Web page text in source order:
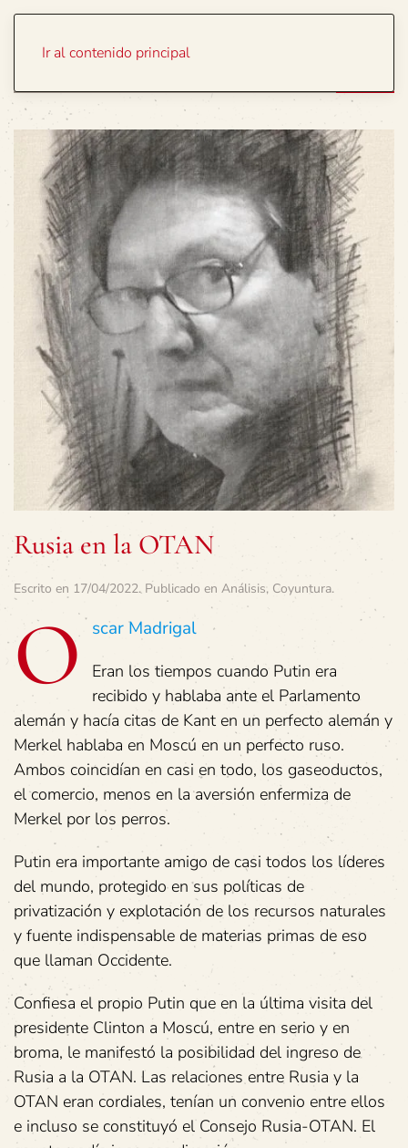
Ir al contenido principal
Rusia en la OTAN
Escrito en 17/04/2022. Publicado en Análisis, Coyuntura.
O scar Madrigal
Eran los tiempos cuando Putin era
recibido y hablaba ante el Parlamento
alemán y hacía citas de Kant en un perfecto alemán y
Merkel hablaba en Moscú en un perfecto ruso.
Ambos coincidían en casi en todo, los gaseoductos,
el comercio, menos en la aversión enfermiza de
Merkel por los perros.
Putin era importante amigo de casi todos los líderes
del mundo, protegido en sus políticas de
privatización y explotación de los recursos naturales
y fuente indispensable de materias primas de eso
que llaman Occidente.
Confiesa el propio Putin que en la última visita del
presidente Clinton a Moscú, entre en serio y en
broma, le manifestó la posibilidad del ingreso de
Rusia a la OTAN. Las relaciones entre Rusia y la
OTAN eran cordiales, tenían un convenio entre ellos
e incluso se constituyó el Consejo Rusia-OTAN. El